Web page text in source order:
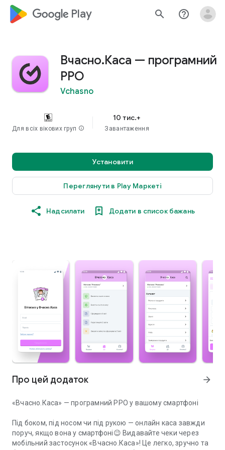
google_logo Play search help_outline
Вчасно.Каса — програмний
РРО
Vchasno
Для всіх вікових груп info
10 тис.+
Завантаження
Установити
Переглянути в Play Маркеті
Надсилати Додати в список бажань
Про цей додаток arrow_forward
«Вчасно.Каса» — програмний РРО у вашому смартфоні
Під боком, під носом чи під рукою — онлайн каса завжди
поруч, якщо вона у смартфоні😉 Видавайте чеки через
мобільний застосунок «Вчасно.Каса»! Це легко, зручно та